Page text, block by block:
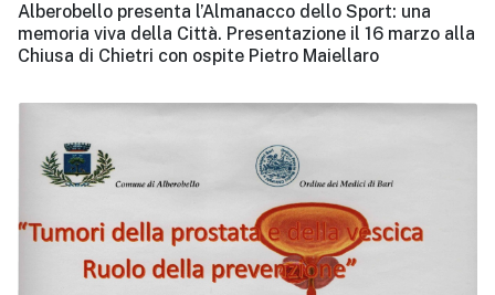
Alberobello presenta l’Almanacco dello Sport: una
memoria viva della Città. Presentazione il 16 marzo alla
Chiusa di Chietri con ospite Pietro Maiellaro